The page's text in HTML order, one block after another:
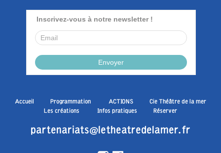
Accueil Programmation ACTIONS
Cie Théâtre de la mer
Les créations
Infos pratiques Réserver
partenariats@letheatredelamer.fr